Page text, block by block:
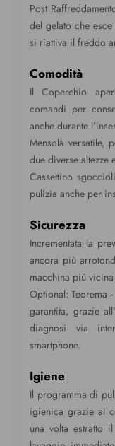
Post
del gelato che
si riattiva il freddo
Comodità
Il Coperchio
comandi per
anche durante
Mensola versatile,
due diverse
Cassettino
pulizia anche per
Sicurezza
Incrementata la
ancora più
macchina più vicina
Optional: Teorema
garantita, grazie
diagnosi via
smartphone.
Igiene
Il programma di
igienica grazie al
una volta estratto